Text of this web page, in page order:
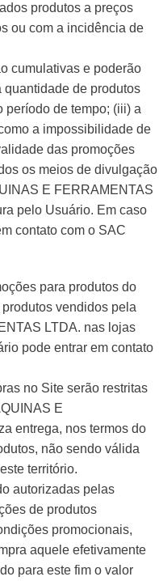
produtos a preços
ou com a incidência de
cumulativas e poderão
quantidade de produtos
período de tempo; (iii) a
a impossibilidade de
das promoções
os meios de divulgação
E FERRAMENTAS
pelo Usuário. Em caso
contato com o SAC
para produtos do
vendidos pela
LTDA. nas lojas
pode entrar em contato
no Site serão restritas
E
entrega, nos termos do
não sendo válida
território.
autorizadas pelas
de produtos
promocionais,
aquele efetivamente
para este fim o valor